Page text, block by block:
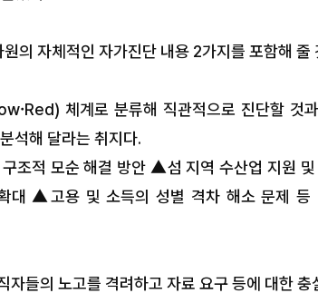
의 자체적인 자가진단 내용 2가지를 포함해 줄
체계로 분류해 직관적으로 진단할 것
석해 달라는 취지다.
조적 모순 해결 방안 ▲섬 지역 수산업 지원
대 ▲고용 및 소득의 성별 격차 해소 문제 등
자들의 노고를 격려하고 자료 요구 등에 대한 충